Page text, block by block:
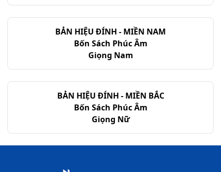
Ê-xê-chi-ên - Chương 42
Ê-xê-chi-ên - Chương 43
Ê-xê-chi-ên - Chương 44
Ê-xê-chi-ên - Chương 45
Ê-xê-chi-ên - Chương 47
Ê-xê-chi-ên - Chương 48
BẢN HIỆU ĐÍNH - MIỀN NAM
Bốn Sách Phúc Âm
Giọng Nam
BẢN HIỆU ĐÍNH - MIỀN BẮC
Bốn Sách Phúc Âm
Giọng Nữ